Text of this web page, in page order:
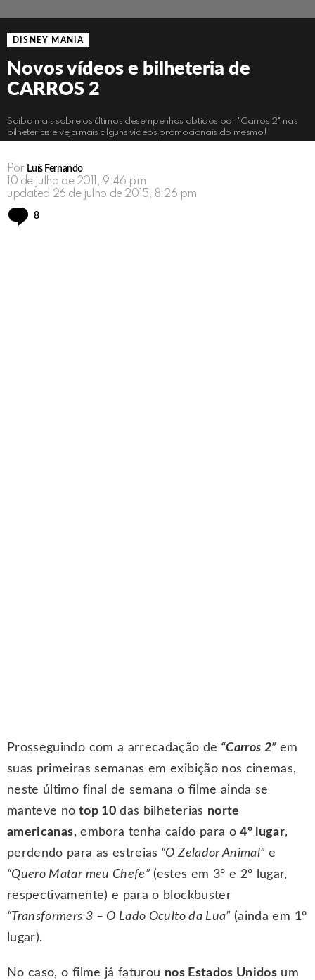
DISNEY MANIA
Novos vídeos e bilheteria de
CARROS 2
Saiba mais sobre os últimos desempenhos obtidos por "Carros 2" nas
bilheterias e veja mais alguns vídeos promocionais do mesmo!
Por Luís Fernando
10 de julho de 2011, 9:46 pm
updated 26 de julho de 2015, 8:26 pm
8
Prosseguindo com a arrecadação de “Carros 2” em
suas primeiras semanas em exibição nos cinemas,
neste último final de semana o filme ainda se
manteve no top 10das bilheterias norte
americanas, embora tenha caído para o4º lugar,
perdendo para as estreias “O Zelador Animal” e
“Quero Matar meu Chefe” (estes em 3º e 2º lugar,
respectivamente) e para o blockbuster
“Transformers 3 – O Lado Oculto da Lua” (ainda em 1º
lugar).
No caso, o filme já faturou nos Estados Unidos um